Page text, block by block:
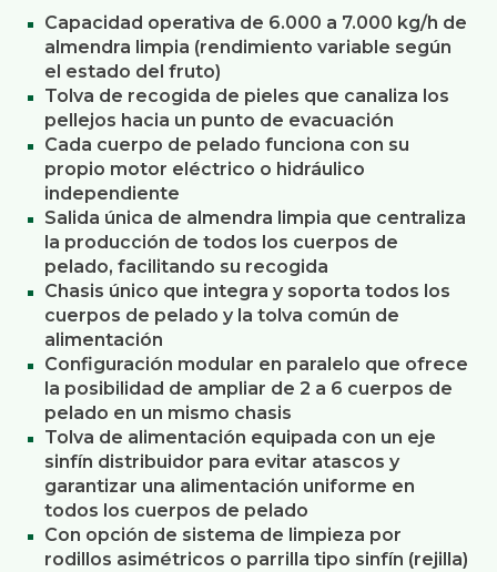
Capacidad operativa de 6.000 a 7.000 kg/h de
almendra limpia (rendimiento variable según
el estado del fruto)
Tolva de recogida de pieles que canaliza los
pellejos hacia un punto de evacuación
Cada cuerpo de pelado funciona con su
propio motor eléctrico o hidráulico
independiente
Salida única de almendra limpia que centraliza
la producción de todos los cuerpos de
pelado, facilitando su recogida
Chasis único que integra y soporta todos los
cuerpos de pelado y la tolva común de
alimentación
Configuración modular en paralelo que ofrece
la posibilidad de ampliar de 2 a 6 cuerpos de
pelado en un mismo chasis
Tolva de alimentación equipada con un eje
sinfín distribuidor para evitar atascos y
garantizar una alimentación uniforme en
todos los cuerpos de pelado
Con opción de sistema de limpieza por
rodillos asimétricos o parrilla tipo sinfín (rejilla)